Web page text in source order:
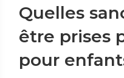
Quelles
être prises
pour